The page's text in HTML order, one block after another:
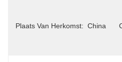
Plaats Van Herkomst: China